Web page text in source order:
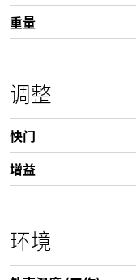
重量
调整
快门
增益
环境